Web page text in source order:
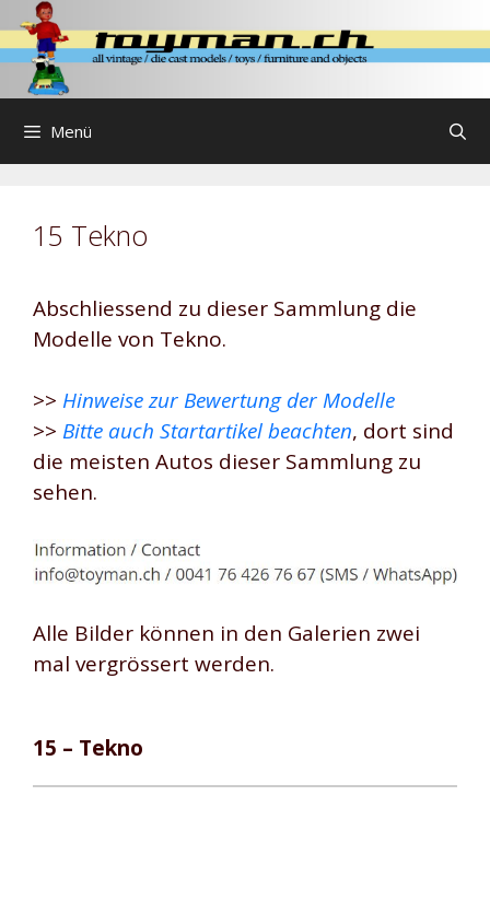
Zum
Inhalt
springen
Menü
15 Tekno
Abschliessend zu dieser Sammlung die
Modelle von Tekno.
>> Hinweise zur Bewertung der Modelle
>> Bitte auch Startartikel beachten, dort sind
die meisten Autos dieser Sammlung zu
sehen.
Alle Bilder können in den Galerien zwei
mal vergrössert werden.
15 – Tekno